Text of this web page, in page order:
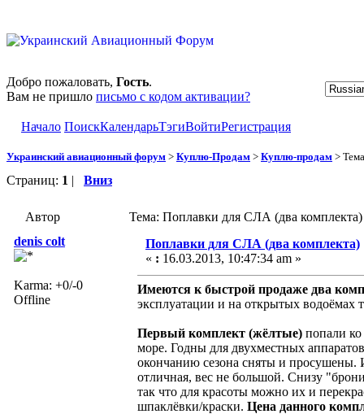
Добро пожаловать, Гость.
Вам не пришло письмо с кодом активации?
Начало ПоискКалендарьТэгиВойтиРегистрация
Украинский авиационный форум > Куплю-Продам > Куплю-продам >
Страниц: 1 | Вниз
Автор
Тема: Поплавки для СЛА (два
denis colt
Karma: +0/-0
Offline
Поплавки для СЛА (два комплекта)
« : 16.03.2013, 10:47:34 am »
Имеются к быстрой продаже два
эксплуатации и на открытых водоёмах
Первый комплект (жёлтые) попали
море. Годны для двухместных
окончанию сезона сняты и просушены.
отличная, вес не большой. Снизу
так что для красоты можно их и
шпаклёвки/краски. Цена данного